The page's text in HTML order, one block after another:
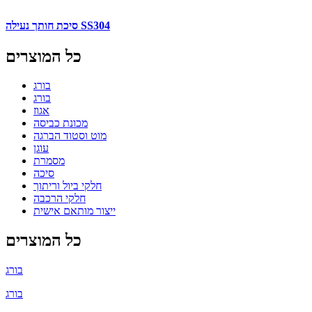
סיכת חותך נעילה SS304
כל המוצרים
בורג
בורג
אגוז
מכונת כביסה
מוט וסטוד הברגה
עוגן
מסמרת
סיכה
חלקי ביול וריתוך
חלקי הרכבה
ייצור מותאם אישית
כל המוצרים
בורג
בורג